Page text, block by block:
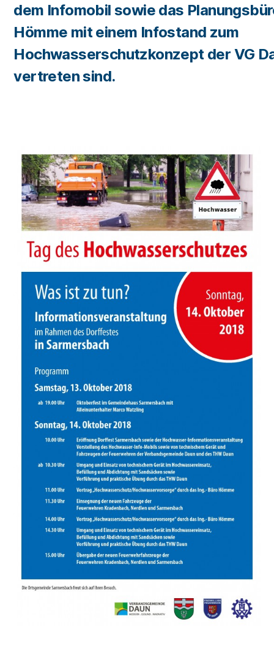
dem Infomobil sowie das
Hömme mit einem Infostand zum
Hochwasserschutzkonzept der VG
vertreten sind.